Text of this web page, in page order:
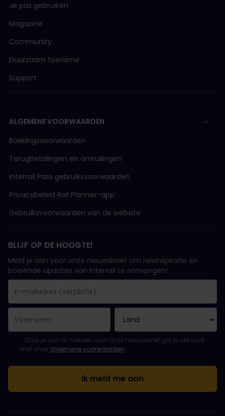
Je pas gebruiken
Magazine
Community
Duurzaam toerisme
Support
ALGEMENE VOORWAARDEN
Boekingsvoorwaarden
Terugbetalingen en omruilingen
Interrail Pass gebruiksvoorwaarden
Privacybeleid Rail Planner-app
Gebruiksvoorwaarden van de website
BLIJF OP DE HOOGTE!
Meld je aan voor onze nieuwsbrief om reisinspiratie en
boeiende updates van Interrail te ontvangen!
Je inschrijving is gelukt..
E-mailadres is een verplicht veld!
E-mailadres is ongeldig!
Fout bij het abonneren op de nieuwsbrief. Probeer het later
Je hebt je al geabonneerd op deze nieuwsbrief!
Ga akkoord met de algemene voorwaarden om je in te
Door je aan te melden voor onze nieuwsbrief, ga je akkoord
met onze algemene voorwaarden.